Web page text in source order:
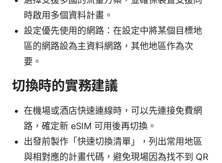
時啟用多個資料計畫。
設定優先使用的網路：在設定中將某個目標地
區的網路設為主資料網路，其他地區作為次
要。
切換時的實務建議
在機場或酒店快速連線時，可以先連接免費網
路，確定新 eSIM 可用後再切換。
出發前製作「快速切換清單」，列出常用地區
與相對應的計畫代碼，避免現場因為找不到 QR